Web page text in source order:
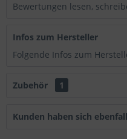
Bewertungen lesen,
Infos zum Hersteller
Folgende Infos zum
Zubehör 1
Kunden haben sich